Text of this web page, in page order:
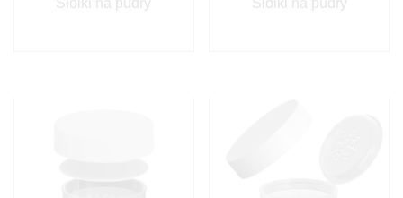
Słoiki na pudry Słoiki na pudry